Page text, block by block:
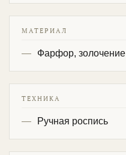
МАТЕРИАЛ
Фарфор, золочение
ТЕХНИКА
Ручная роспись